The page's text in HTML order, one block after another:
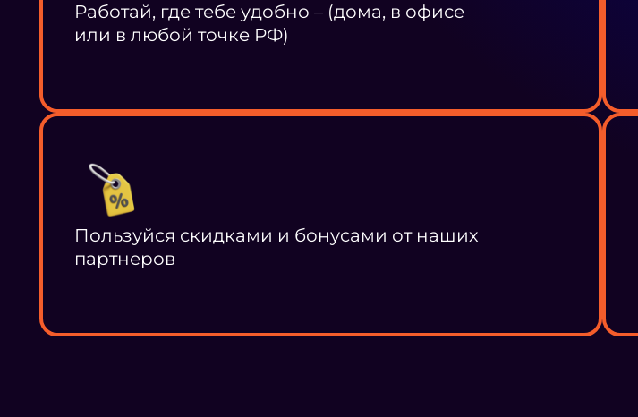
Работай, где тебе удобно – (дома, в офисе
или в любой точке РФ)
Пользуйся скидками и бонусами от наших
партнеров